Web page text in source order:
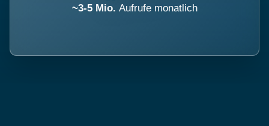
~3-5 Mio. Aufrufe monatlich